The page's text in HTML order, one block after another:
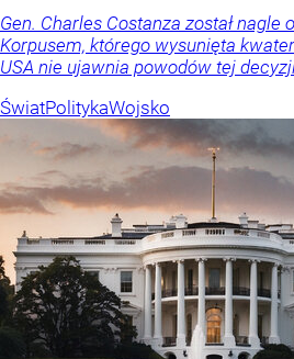
Gen. Charles Costanza został nagle
Korpusem, którego wysunięta
USA nie ujawnia powodów tej
ŚwiatPolitykaWojsko